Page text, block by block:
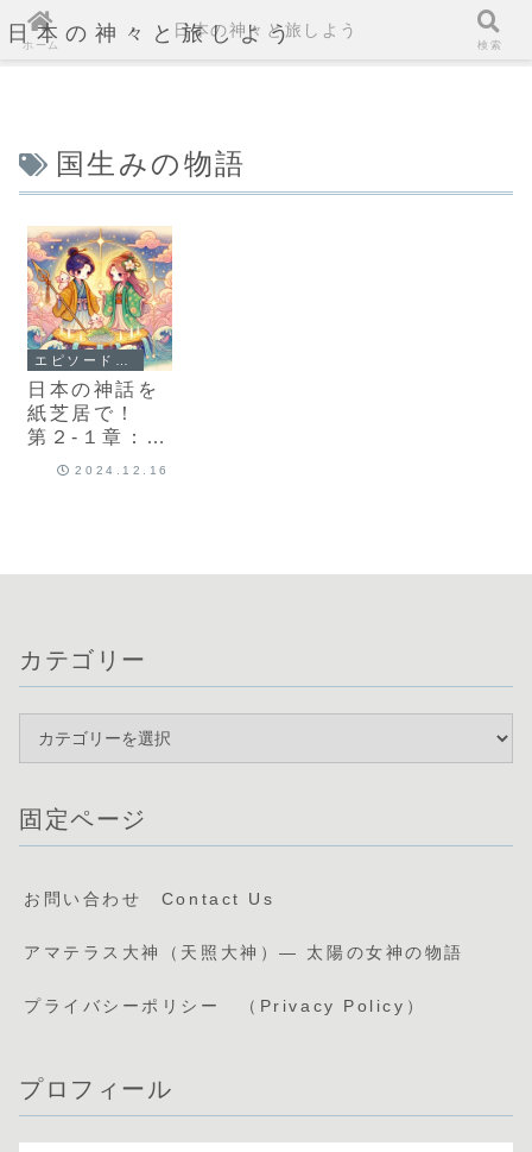
日本の神々と旅しよう
国生みの物語
日本の神話を
紙芝居で！
第２-１章：イ
ザナギとイザ
Izanagi and
Land and
Shaped the
2024.12.16
カテゴリー
固定ページ
お問い合わせ Contact Us
アマテラス大神（天照大神）— 太陽の女神の物語
プライバシーポリシー （Privacy Policy）
プロフィール
ホーム
日本の神々と旅しよう
検索